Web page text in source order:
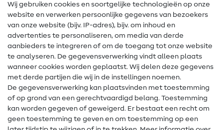
Naailexicon
Gratis Naaipatronen
Hulp & contact
Contact
Wijziging van eigenaar
FAQ
Herroepingsrecht
Wij gebruiken cookies en soortgelijke technologieën op onze
website en verwerken persoonlijke gegevens van bezoekers
van onze website (bijv. IP-adres), bijv. om inhoud en
advertenties te personaliseren, om media van derde
aanbieders te integreren of om de toegang tot onze website
te analyseren. De gegevensverwerking vindt alleen plaats
wanneer cookies worden geplaatst. Wij delen deze gegevens
met derde partijen die wij in de instellingen noemen.
De gegevensverwerking kan plaatsvinden met toestemming
of op grond van een gerechtvaardigd belang. Toestemming
kan worden gegeven of geweigerd. Er bestaat een recht om
geen toestemming te geven en om toestemming op een